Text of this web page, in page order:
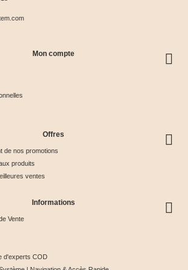
50%
Mon compte
Offres
de nos promotions
produits
ventes
Informations
Vente
d'experts COD